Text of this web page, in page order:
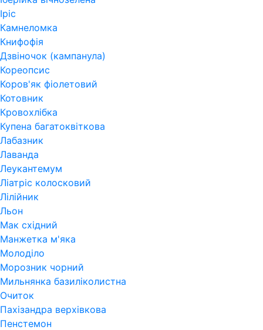
Іріс
Камнеломка
Книфофія
Дзвіночок (кампанула)
Кореопсис
Коров'як фіолетовий
Котовник
Кровохлібка
Купена багатоквіткова
Лабазник
Лаванда
Леукантемум
Ліатріс колосковий
Лілійник
Льон
Мак східний
Манжетка м'яка
Молоділо
Морозник чорний
Мильнянка базиліколистна
Очиток
Пахізандра верхівкова
Пенстемон